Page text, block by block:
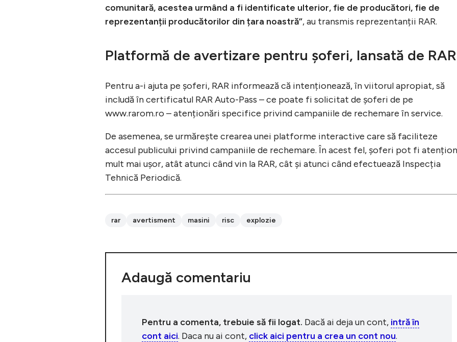
comunitară, acestea urmând a fi identificate ulterior, fie de producători, fie de
reprezentanții producătorilor din țara noastră”, au transmis reprezentanții RAR.
Platformă de avertizare pentru șoferi, lansată de RAR
Pentru a-i ajuta pe șoferi, RAR informează că intenționează, în viitorul apropiat, să
includă în certificatul RAR Auto-Pass – ce poate fi solicitat de șoferi de pe
www.rarom.ro – atenționări specifice privind campaniile de rechemare în service.
De asemenea, se urmărește crearea unei platforme interactive care să faciliteze
accesul publicului privind campaniile de rechemare. În acest fel, șoferi pot fi
mult mai ușor, atât atunci când vin la RAR, cât și atunci când efectuează Inspecția
Tehnică Periodică.
rar avertisment masini risc explozie
Adaugă comentariu
Pentru a comenta, trebuie să fii logat. Dacă ai deja un cont, intră în
cont aici. Daca nu ai cont, click aici pentru a crea un cont nou.